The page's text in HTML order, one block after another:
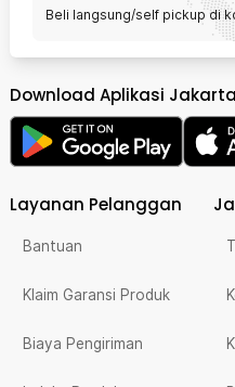
Beli langsung/self pickup di
Download Aplikasi
Layanan Pelanggan
Bantuan
Klaim Garansi Produk
Biaya Pengiriman